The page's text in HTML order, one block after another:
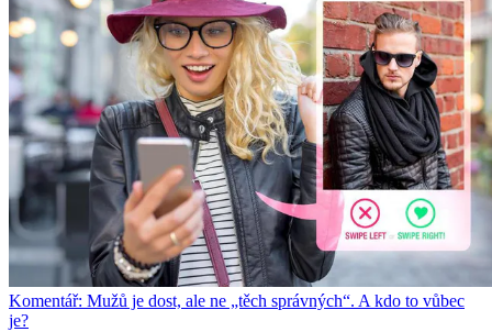
Komentář: Mužů je dost, ale ne „těch správných“. A kdo to vůbec
je?